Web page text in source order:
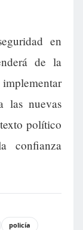
en
de la
las nuevas
político
confianza
policía